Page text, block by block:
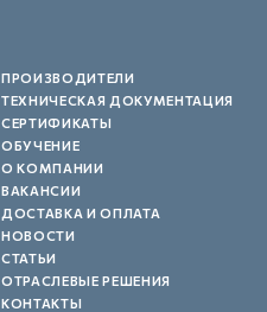
ПРОИЗВОДИТЕЛИ
ТЕХНИЧЕСКАЯ ДОКУМЕНТАЦИЯ
СЕРТИФИКАТЫ
ОБУЧЕНИЕ
О КОМПАНИИ
ВАКАНСИИ
ДОСТАВКА И ОПЛАТА
НОВОСТИ
СТАТЬИ
ОТРАСЛЕВЫЕ РЕШЕНИЯ
КОНТАКТЫ